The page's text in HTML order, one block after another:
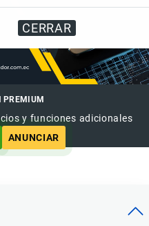
CERRAR
PREMIUM
y funciones adicionales
ANUNCIAR